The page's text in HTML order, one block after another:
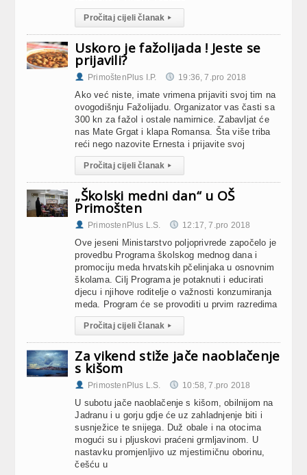
Pročitaj cijeli članak ▸
Uskoro je fažolijada ! Jeste se
prijavili?
PrimoštenPlus I.P. 19:36, 7.pro 2018
Ako već niste, imate vrimena prijaviti svoj tim na
ovogodišnju Fažolijadu. Organizator vas časti sa
300 kn za fažol i ostale namirnice. Zabavljat će
nas Mate Grgat i klapa Romansa. Šta više triba
reći nego nazovite Ernesta i prijavite svoj
Pročitaj cijeli članak ▸
„Školski medni dan“ u OŠ
Primošten
PrimostenPlus L.S. 12:17, 7.pro 2018
Ove jeseni Ministarstvo poljoprivrede započelo je
provedbu Programa školskog mednog dana i
promociju meda hrvatskih pčelinjaka u osnovnim
školama. Cilj Programa je potaknuti i educirati
djecu i njihove roditelje o važnosti konzumiranja
meda. Program će se provoditi u prvim razredima
Pročitaj cijeli članak ▸
Za vikend stiže jače naoblačenje
s kišom
PrimostenPlus L.S. 10:58, 7.pro 2018
U subotu jače naoblačenje s kišom, obilnijom na
Jadranu i u gorju gdje će uz zahladnjenje biti i
susnježice te snijega. Duž obale i na otocima
mogući su i pljuskovi praćeni grmljavinom. U
nastavku promjenljivo uz mjestimičnu oborinu,
češću u